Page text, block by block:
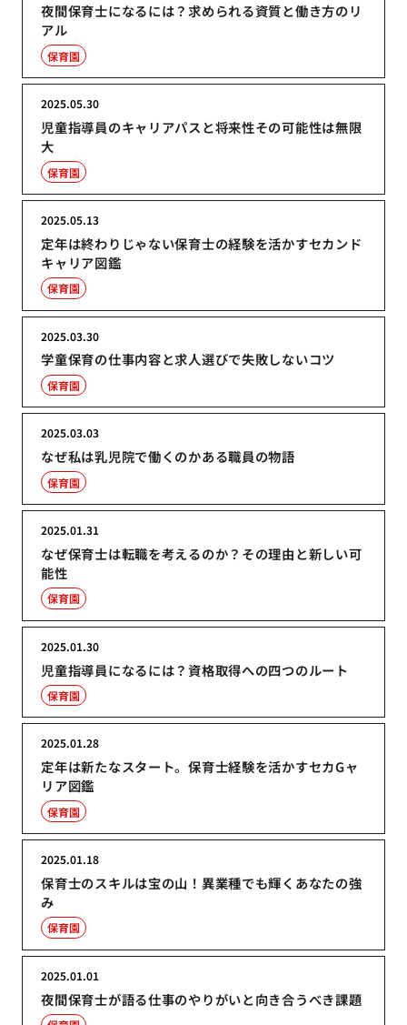
夜間保育士になるには？求められる資質と働き方のリ
アル
保育園
児童指導員のキャリアパスと将来性その可能性は無限
大
2025.05.30
保育園
定年は終わりじゃない保育士の経験を活かすセカンド
キャリア図鑑
2025.05.13
保育園
学童保育の仕事内容と求人選びで失敗しないコツ
2025.03.30
保育園
なぜ私は乳児院で働くのかある職員の物語
2025.03.03
保育園
なぜ保育士は転職を考えるのか？その理由と新しい可
能性
2025.01.31
保育園
児童指導員になるには？資格取得への四つのルート
2025.01.30
保育園
定年は新たなスタート。保育士経験を活かすセカGャ
リア図鑑
2025.01.28
保育園
保育士のスキルは宝の山！異業種でも輝くあなたの強
み
2025.01.18
保育園
夜間保育士が語る仕事のやりがいと向き合うべき課題
2025.01.01